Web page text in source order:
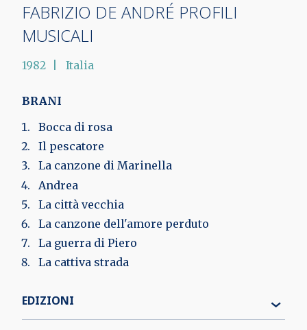
FABRIZIO DE ANDRÉ PROFILI
MUSICALI
1982 Italia
BRANI
Bocca di rosa
Il pescatore
La canzone di Marinella
Andrea
La città vecchia
La canzone dell'amore perduto
La guerra di Piero
La cattiva strada
EDIZIONI